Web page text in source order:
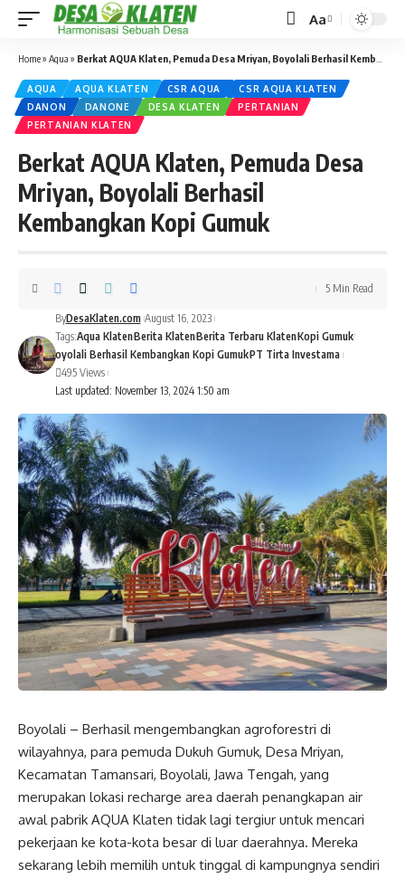
Aa
Home» Aqua » Berkat AQUA Klaten, Pemuda Desa Mriyan, Boyolali Berhasil Kembangkan Kopi Gumuk
AQUA AQUA KLATEN CSR AQUA
CSR AQUA KLATEN
DANON
DANONE DESA KLATEN
PERTANIAN
PERTANIAN KLATEN
Berkat AQUA Klaten, Pemuda Desa
Mriyan, Boyolali Berhasil
Kembangkan Kopi Gumuk
Last updated: November 13, 2024 1:50 am
ByDesaKlaten.com August 16, 2023
Tags:Aqua KlatenBerita KlatenBerita Terbaru KlatenKopi Gumuk
oyolali Berhasil Kembangkan Kopi GumukPT Tirta Investama
495 Views
5 Min Read
Boyolali – Berhasil mengembangkan agroforestri di
wilayahnya, para pemuda Dukuh Gumuk, Desa Mriyan,
Kecamatan Tamansari, Boyolali, Jawa Tengah, yang
merupakan lokasi recharge area daerah penangkapan air
awal pabrik AQUA Klaten tidak lagi tergiur untuk mencari
pekerjaan ke kota-kota besar di luar daerahnya. Mereka
sekarang lebih memilih untuk tinggal di kampungnya sendiri